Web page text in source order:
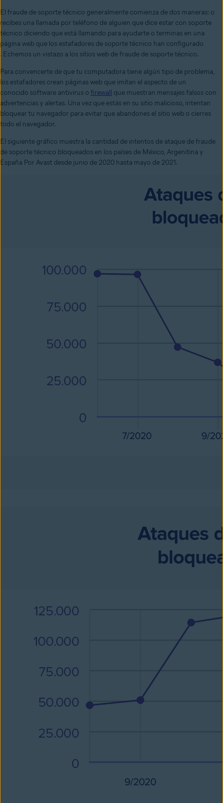
El fraude de soporte técnico generalmente comienza de dos maneras: o
recibes una llamada por teléfono de alguien que dice estar con soporte
técnico diciendo que está llamando para ayudarte o terminas en una
página web que los estafadores de soporte técnico han configurado
. Echemos un vistazo a los sitios web de fraude de soporte técnico.
Para convencerte de que tu computadora tiene algún tipo de problema,
los estafadores crean páginas web que imitan el aspecto de un
conocido software antivirus o firewall que muestran mensajes falsos con
advertencias y alertas. Una vez que estás en su sitio malicioso, intentan
bloquear tu navegador para evitar que abandones el sitio web o cierres
todo el navegador.
El siguiente gráfico muestra la cantidad de intentos de ataque de fraude
de soporte técnico bloqueados en los países de México, Argenitina y
España Por Avast desde junio de 2020 hasta mayo de 2021.